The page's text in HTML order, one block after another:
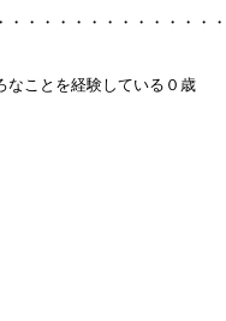
・・・・・・・・・・・・・
なことを経験している０歳